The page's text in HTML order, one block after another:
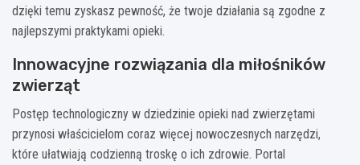
dzięki temu zyskasz pewność, że twoje działania są zgodne z
najlepszymi praktykami opieki.
Innowacyjne rozwiązania dla miłośników
zwierząt
Postęp technologiczny w dziedzinie opieki nad zwierzętami
przynosi właścicielom coraz więcej nowoczesnych narzędzi,
które ułatwiają codzienną troskę o ich zdrowie. Portal